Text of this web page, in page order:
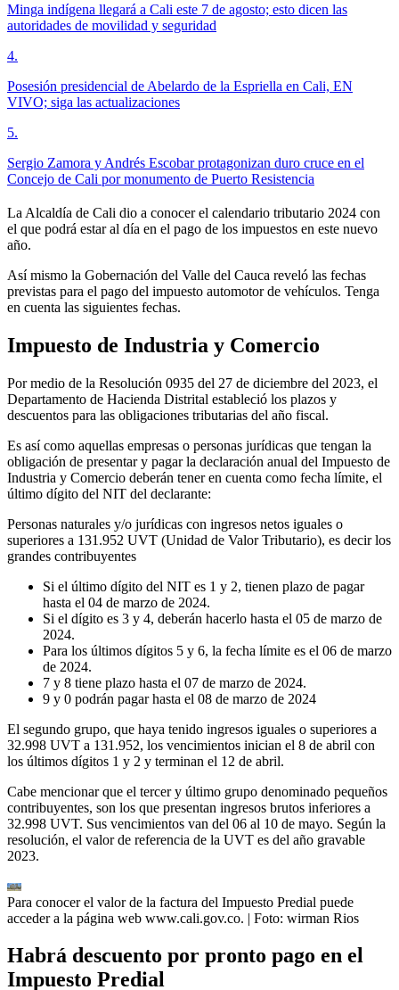
Minga indígena llegará a Cali este 7 de agosto; esto dicen las
autoridades de movilidad y seguridad
4.
Posesión presidencial de Abelardo de la Espriella en Cali, EN
VIVO; siga las actualizaciones
5.
Sergio Zamora y Andrés Escobar protagonizan duro cruce en el
Concejo de Cali por monumento de Puerto Resistencia
La Alcaldía de Cali dio a conocer el calendario tributario 2024 con
el que podrá estar al día en el pago de los impuestos en este nuevo
año.
Así mismo la Gobernación del Valle del Cauca reveló las fechas
previstas para el pago del impuesto automotor de vehículos. Tenga
en cuenta las siguientes fechas.
Impuesto de Industria y Comercio
Por medio de la Resolución 0935 del 27 de diciembre del 2023, el
Departamento de Hacienda Distrital estableció los plazos y
descuentos para las obligaciones tributarias del año fiscal.
Es así como aquellas empresas o personas jurídicas que tengan la
obligación de presentar y pagar la declaración anual del Impuesto de
Industria y Comercio deberán tener en cuenta como fecha límite, el
último dígito del NIT del declarante:
Personas naturales y/o jurídicas con ingresos netos iguales o
superiores a 131.952 UVT (Unidad de Valor Tributario), es decir los
grandes contribuyentes
Si el último dígito del NIT es 1 y 2, tienen plazo de pagar
hasta el 04 de marzo de 2024.
Si el dígito es 3 y 4, deberán hacerlo hasta el 05 de marzo de
2024.
Para los últimos dígitos 5 y 6, la fecha límite es el 06 de marzo
de 2024.
7 y 8 tiene plazo hasta el 07 de marzo de 2024.
9 y 0 podrán pagar hasta el 08 de marzo de 2024
El segundo grupo, que haya tenido ingresos iguales o superiores a
32.998 UVT a 131.952, los vencimientos inician el 8 de abril con
los últimos dígitos 1 y 2 y terminan el 12 de abril.
Cabe mencionar que el tercer y último grupo denominado pequeños
contribuyentes, son los que presentan ingresos brutos inferiores a
32.998 UVT. Sus vencimientos van del 06 al 10 de mayo. Según la
resolución, el valor de referencia de la UVT es del año gravable
2023.
Para conocer el valor de la factura del Impuesto Predial puede
acceder a la página web www.cali.gov.co. | Foto: wirman Rios
Habrá descuento por pronto pago en el
Impuesto Predial